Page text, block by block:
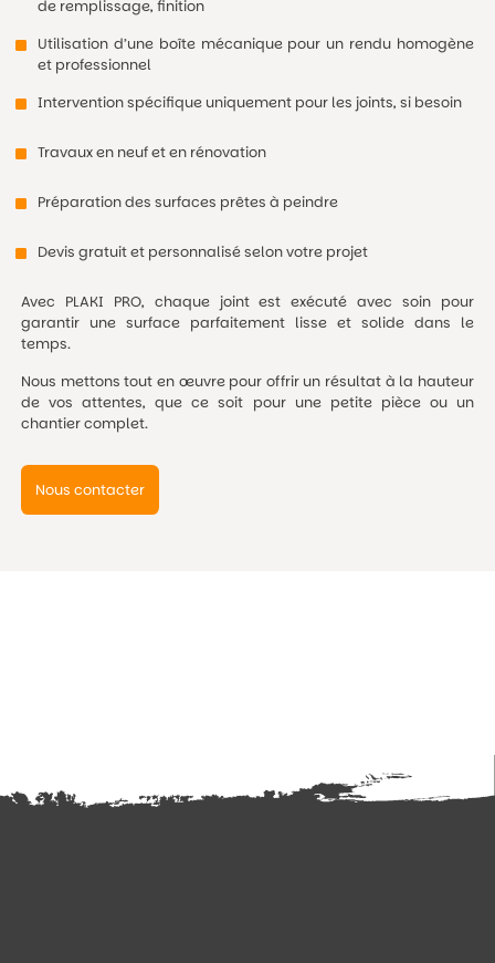
de remplissage, finition
Utilisation d’une boîte mécanique pour un rendu homogène
et professionnel
Intervention spécifique uniquement pour les joints, si besoin
Travaux en neuf et en rénovation
Préparation des surfaces prêtes à peindre
Devis gratuit et personnalisé selon votre projet
Avec PLAKI PRO, chaque joint est exécuté avec soin pour
garantir une surface parfaitement lisse et solide dans le
temps.
Nous mettons tout en œuvre pour offrir un résultat à la hauteur
de vos attentes, que ce soit pour une petite pièce ou un
chantier complet.
Nous contacter